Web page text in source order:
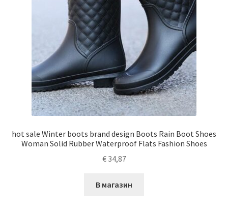
hot sale Winter boots brand design Boots Rain Boot Shoes
Woman Solid Rubber Waterproof Flats Fashion Shoes
€34,87
В магазин